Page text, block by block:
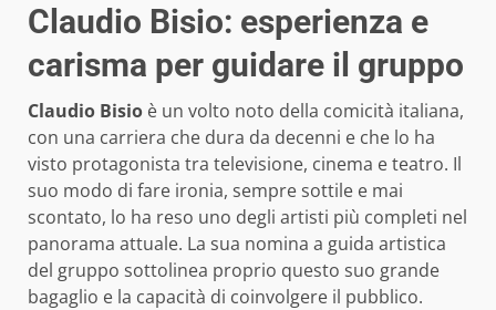
Claudio Bisio: esperienza e
carisma per guidare il gruppo
Claudio Bisio è un volto noto della comicità italiana,
con una carriera che dura da decenni e che lo ha
visto protagonista tra televisione, cinema e teatro. Il
suo modo di fare ironia, sempre sottile e mai
scontato, lo ha reso uno degli artisti più completi nel
panorama attuale. La sua nomina a guida artistica
del gruppo sottolinea proprio questo suo grande
bagaglio e la capacità di coinvolgere il pubblico.